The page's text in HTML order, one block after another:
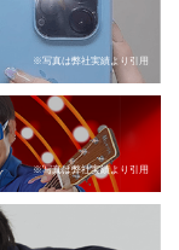
※写真は弊社実績より引用
※写真は弊社実績より引用